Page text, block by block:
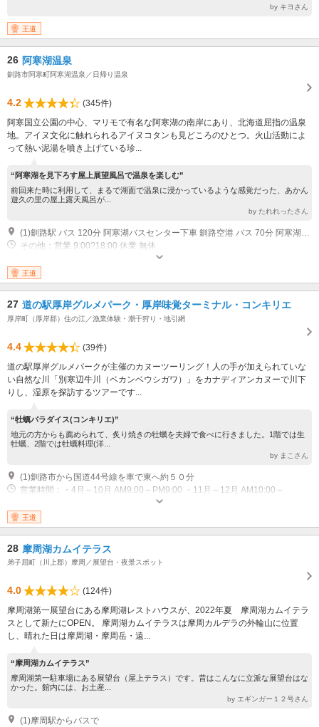
by キヨさん
王道
26 阿寒湖温泉
釧路市阿寒町阿寒湖温泉／日帰り温泉
4.2
(345件)
阿寒国立公園の中心、マリモで有名な阿寒湖の南岸にあり、北海道屈指の温泉
地。アイヌ文化に触れられるアイヌコタンも見どころのひとつ。火山活動によ
って熱い泥湯を噴き上げている珍...
“阿寒湖を見下ろす屋上展望風呂で温泉を楽しむ”
前回来た時に利用して、まるで湖面で温泉に浸かっているような感覚だった、あかん
遊久の里の屋上露天風呂が...
by たれれったさん
その他：営業 9:00?18:00 休業 無休
王道
27 道の駅厚岸グルメパーク・厚岸味覚ターミナル・コンキリエ
厚岸町（厚岸郡）住の江／漁業体験・潮干狩り・地引網
4.4
(39件)
道の駅厚岸グルメパークが主催のカヌーツーリング！人の手が加えられていな
い自然な川「別寒辺牛川（ベカンベウシガワ）」をカナディアンカヌーで川下
りし、湿原を探訪するツアーです...
“牡蠣パラダイス(コンキリエ)”
地元の方からも薦められて、炙り焼きの牡蠣を夫婦で食べに行きました。1階では生
牡蠣、2階では牡蠣料理(洋...
by まこさん
(1)釧路市から国道44号線を車で東へ約５０分
営業時間：・4月～10月 AM9:00～PM9:00 ・11月～12月 AM10:00～
PM7:00 ・1月～3月 AM10:00～PM6:00
王道
28 摩周湖カムイテラス
弟子屈町（川上郡）摩周／展望台・夜景スポット
4.0
(124件)
摩周湖第一展望台にある摩周湖レストハウスが、2022年夏 摩周湖カムイテラ
スとして新たにOPEN。 摩周湖カムイテラスは摩周カルデラの外輪山に位置
し、晴れた日は摩周湖・摩周岳・遠...
“摩周湖カムイテラス”
摩周湖第一駐車場にある展望台（屋上テラス）です。昔はこんなに立派な展望台はな
かった。館内には、お土産...
by エギンガー１２号さん
(1)摩周駅からバスで